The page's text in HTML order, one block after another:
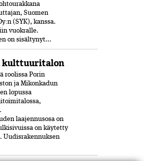
Suomen
(SYK), kanssa.
vuokralle.
on sisältynyt...
kulttuuritalon
roolissa Porin
ja Mikonkadun
lopussa
laajennusosa on
on käytetty
Uudisrakennuksen